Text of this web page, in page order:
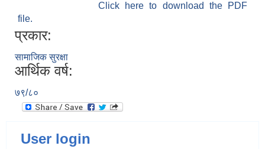
Click here to download the PDF
file.
प्रकार:
सामाजिक सुरक्षा
आर्थिक वर्ष:
७९/८०
User login